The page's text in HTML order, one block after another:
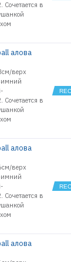
в
алова
верх
в
алова
верх
в
алова